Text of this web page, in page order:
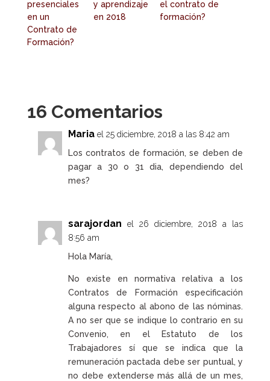
presenciales
en un
Contrato de
Formación?
y aprendizaje
en 2018
el contrato de
formación?
16 Comentarios
Maria el 25 diciembre, 2018 a las 8:42 am
Los contratos de formación, se deben de
pagar a 30 o 31 dia, dependiendo del
mes?
sarajordan
el 26 diciembre, 2018 a las
8:56 am
Hola María,
No existe en normativa relativa a los
Contratos de Formación especificación
alguna respecto al abono de las nóminas.
A no ser que se indique lo contrario en su
Convenio, en el Estatuto de los
Trabajadores sí que se indica que la
remuneración pactada debe ser puntual, y
no debe extenderse más allá de un mes,